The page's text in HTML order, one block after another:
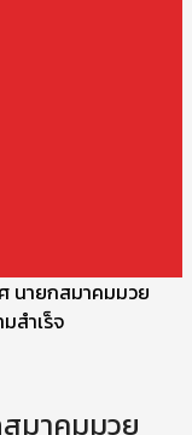
นายกสมาคมมวย
สำเร็จ
มาคมมวย